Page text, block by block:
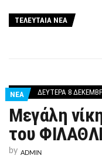
ΤΕΛΕΥΤΑΙΑ ΝΕΑ
ΝΕΑ ΔΕΥΤΈΡΑ 8
Μεγάλη
του
by ADMIN